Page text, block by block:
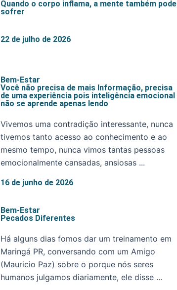
Quando o corpo inflama, a mente também pode
sofrer
22 de julho de 2026
Bem-Estar
Você não precisa de mais Informação, precisa
de uma experiência pois inteligência emocional
não se aprende apenas lendo
Vivemos uma contradição interessante, nunca
tivemos tanto acesso ao conhecimento e ao
mesmo tempo, nunca vimos tantas pessoas
emocionalmente cansadas, ansiosas ...
16 de junho de 2026
Bem-Estar
Pecados Diferentes
Há alguns dias fomos dar um treinamento em
Maringá PR, conversando com um Amigo
(Mauricio Paz) sobre o porque nós seres
humanos julgamos diariamente, ele disse ...